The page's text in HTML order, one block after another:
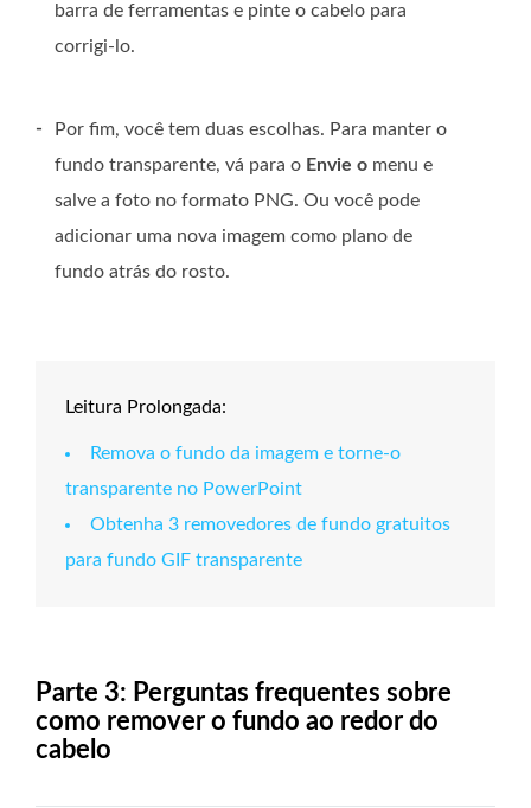
barra de ferramentas e pinte o cabelo para
corrigi-lo.
-
Por fim, você tem duas escolhas. Para manter o
fundo transparente, vá para o Envie o menu e
salve a foto no formato PNG. Ou você pode
adicionar uma nova imagem como plano de
fundo atrás do rosto.
Leitura Prolongada:
Remova o fundo da imagem e torne-o
transparente no PowerPoint
Obtenha 3 removedores de fundo gratuitos
para fundo GIF transparente
Parte 3: Perguntas frequentes sobre
como remover o fundo ao redor do
cabelo